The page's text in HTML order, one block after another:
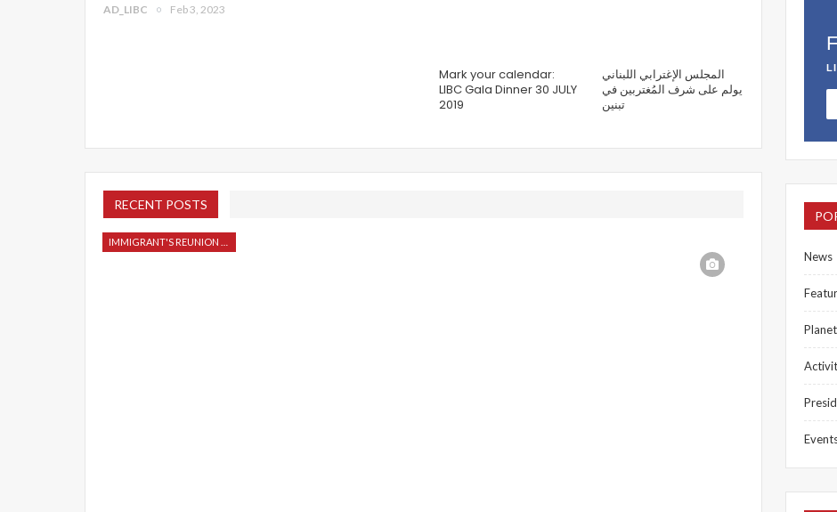
AD_LIBC Feb 3, 2023
Mark your calendar:
LIBC Gala Dinner 30 JULY
2019
المجلس الإغترابي اللبناني
يولم على شرف المُغتربين في
تبنين
RECENT POSTS
News